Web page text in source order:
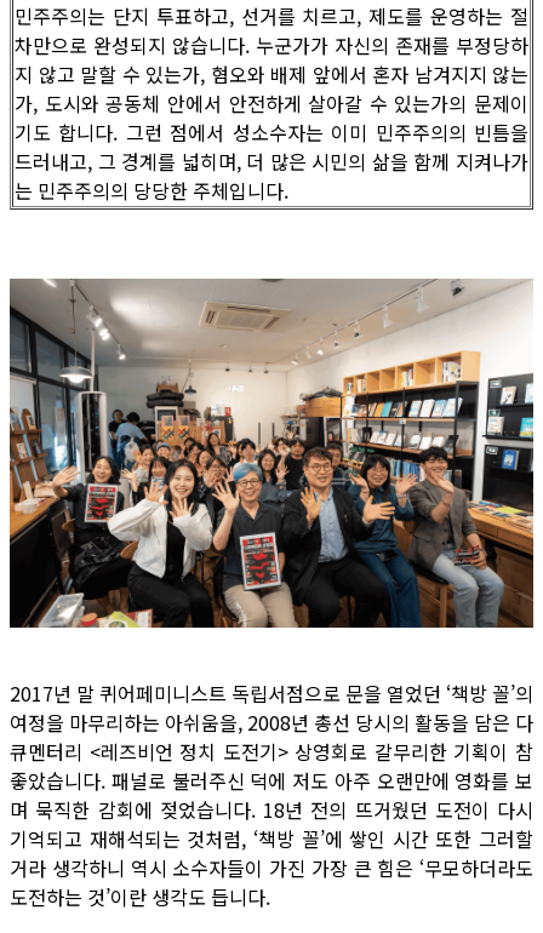
민주주의는 단지 투표하고, 선거를 치르고, 제도를 운영하는 절
차만으로 완성되지 않습니다. 누군가가 자신의 존재를 부정당하
지 않고 말할 수 있는가, 혐오와 배제 앞에서 혼자 남겨지지 않는
가, 도시와 공동체 안에서 안전하게 살아갈 수 있는가의 문제이
기도 합니다. 그런 점에서 성소수자는 이미 민주주의의 빈틈을
드러내고, 그 경계를 넓히며, 더 많은 시민의 삶을 함께 지켜나가
는 민주주의의 당당한 주체입니다.
2017년 말 퀴어페미니스트 독립서점으로 문을 열었던 ‘책방 꼴’의
여정을 마무리하는 아쉬움을, 2008년 총선 당시의 활동을 담은 다
큐멘터리 <레즈비언 정치 도전기> 상영회로 갈무리한 기획이 참
좋았습니다. 패널로 불러주신 덕에 저도 아주 오랜만에 영화를 보
며 묵직한 감회에 젖었습니다. 18년 전의 뜨거웠던 도전이 다시
기억되고 재해석되는 것처럼, ‘책방 꼴’에 쌓인 시간 또한 그러할
거라 생각하니 역시 소수자들이 가진 가장 큰 힘은 ‘무모하더라도
도전하는 것’이란 생각도 듭니다.